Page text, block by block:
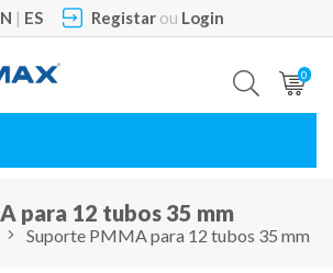
| ES Registarou Login
0
para 12 tubos 35 mm
Suporte PMMA para 12 tubos 35 mm